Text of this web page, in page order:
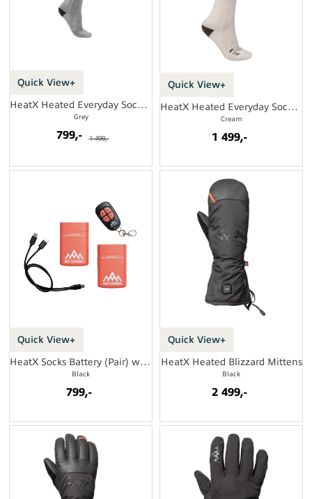
Quick View+
HeatX Heated Everyday Socks w/batt. V2
Grey
799,- 1 499,-
Quick View+
HeatX Heated Everyday Socks w/batt. V2
Cream
1 499,-
Quick View+
HeatX Socks Battery (Pair) w/remote V2
Black
799,-
Quick View+
HeatX Heated Blizzard Mittens
Black
2 499,-